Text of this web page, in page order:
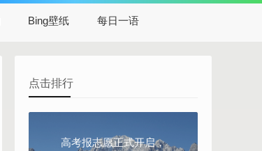
Bing壁纸 每日一语
点击排行
高考报志愿正式开启，